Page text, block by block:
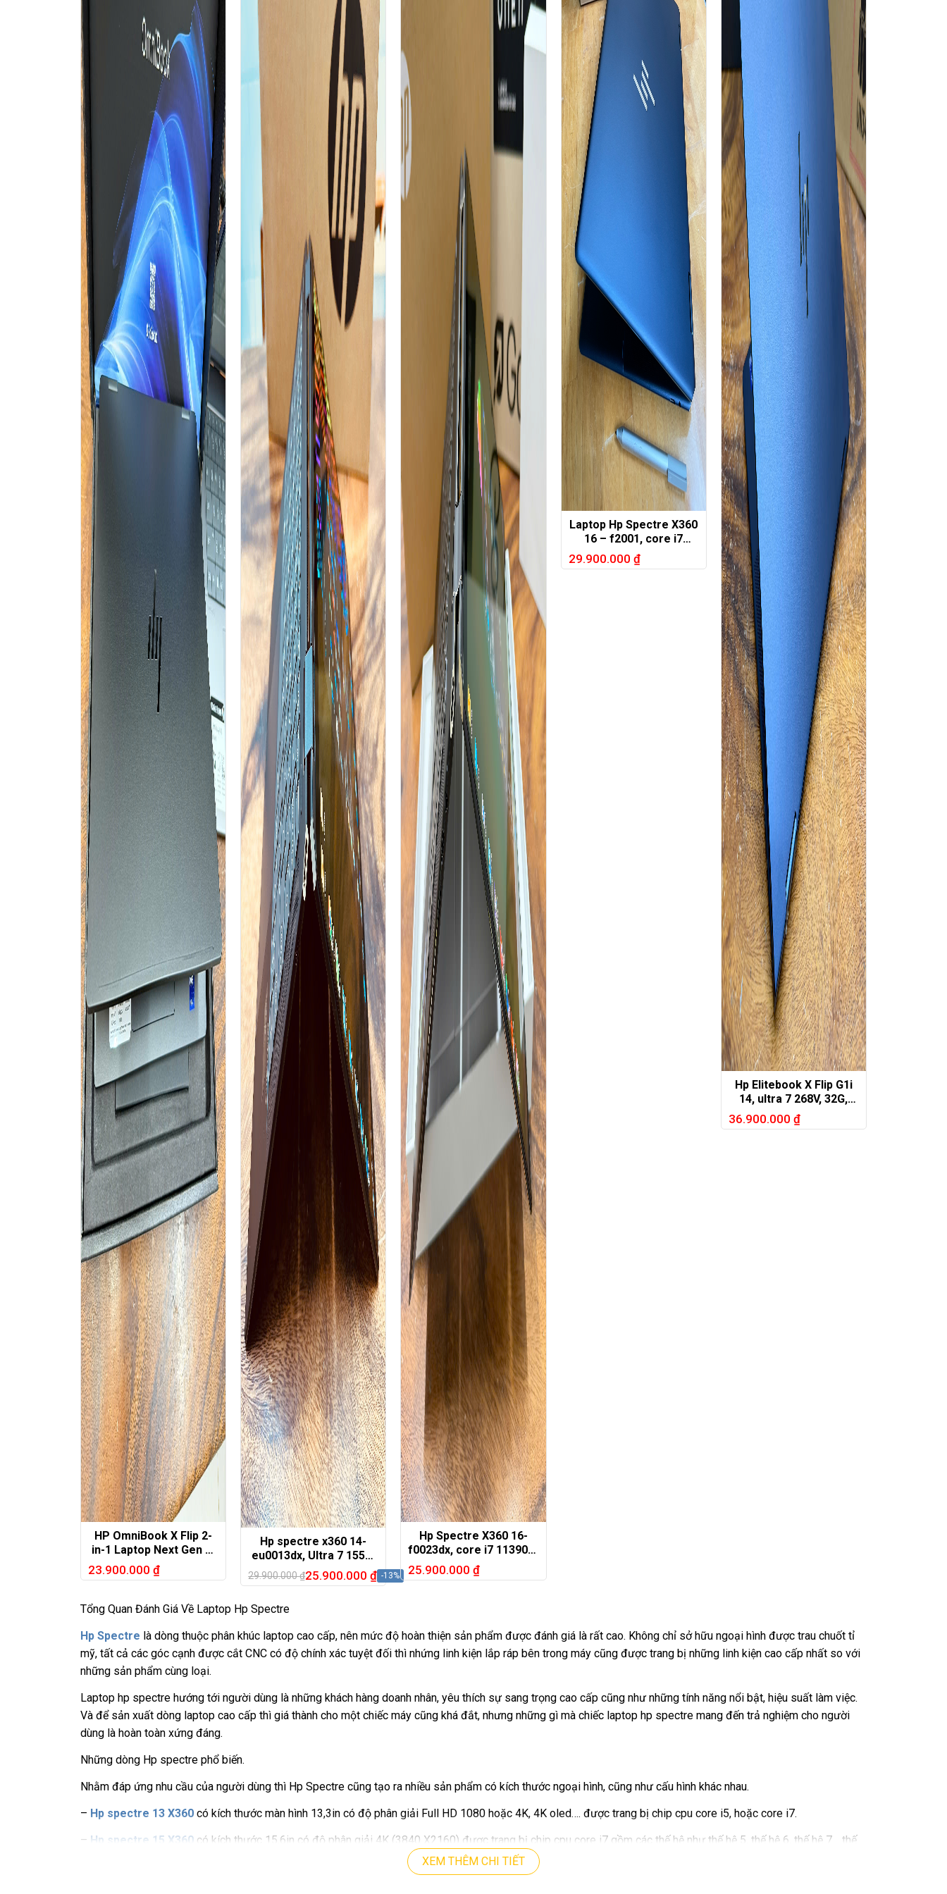
HP OmniBook X Flip 2-
in-1 Laptop Next Gen AI
16-as0023dx
23.900.000 ₫
Hp spectre x360 14-
eu0013dx, Ultra 7 155H,
16G, 1T, 14in 2.8K oled
29.900.000₫25.900.000₫ -13%
Hp Spectre X360 16-
f0023dx, core i7 11390H,
16G, 1TB, RTX3050, 16in
4K oled touch
25.900.000₫
Laptop Hp Spectre X360
16 – f2001, core i7
1360P, 32G, 512G, Arc
A370M, 16in 4K oled
29.900.000 ₫
Hp Elitebook X Flip G1i
14, ultra 7 268V, 32G,
512G, 14in FHD+ touch
36.900.000 ₫
Tổng Quan Đánh Giá Về Laptop Hp Spectre
Hp Spectre là dòng thuộc phân khúc laptop cao cấp, nên mức độ hoàn thiện sản phẩm được đánh giá là rất cao. Không chỉ sở hữu ngoại hình được trau chuốt tỉ
mỹ, tất cả các góc cạnh được cắt CNC có độ chính xác tuyệt đối thì nhứng linh kiện lắp ráp bên trong máy cũng được trang bị những linh kiện cao cấp nhất so với
những sản phẩm cùng loại.
Laptop hp spectre hướng tới người dùng là những khách hàng doanh nhân, yêu thích sự sang trọng cao cấp cũng như những tính năng nổi bật, hiệu suất làm việc.
Và để sản xuất dòng laptop cao cấp thì giá thành cho một chiếc máy cũng khá đắt, nhưng những gì mà chiếc laptop hp spectre mang đến trả nghiệm cho người
dùng là hoàn toàn xứng đáng.
Những dòng Hp spectre phổ biến.
Nhằm đáp ứng nhu cầu của người dùng thì Hp Spectre cũng tạo ra nhiều sản phẩm có kích thước ngoại hình, cũng như cấu hình khác nhau.
– Hp spectre 13 X360 có kích thước màn hình 13,3in có độ phân giải Full HD 1080 hoặc 4K, 4K oled…. được trang bị chip cpu core i5, hoặc core i7.
– Hp spectre 15 X360 có kích thước 15,6in có độ phân giải 4K (3840 X2160) được trang bị chip cpu core i7 gồm các thế hệ như thế hệ 5, thế hệ 6, thế hệ 7… thế
XEM THÊM CHI TIẾT